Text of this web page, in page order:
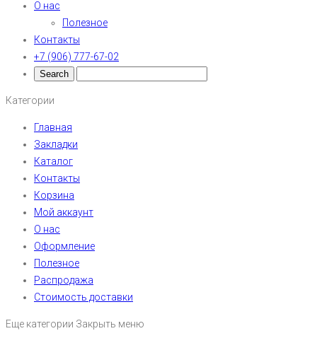
О нас
Полезное
Контакты
+7 (906) 777-67-02
Категории
Главная
Закладки
Каталог
Контакты
Корзина
Мой аккаунт
О нас
Оформление
Полезное
Распродажа
Стоимость доставки
Еще категории Закрыть меню